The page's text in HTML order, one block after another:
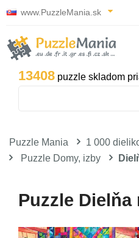
www.PuzzleMania.sk
13408 puzzle skladom
Puzzle Mania 1 000
Puzzle Domy, izby
Puzzle Dielňa